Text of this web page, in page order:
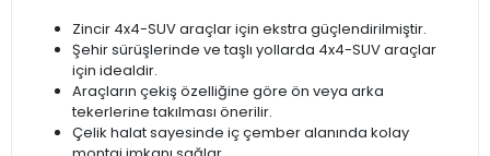
Zincir 4x4-SUV araçlar için ekstra güçlendirilmiştir.
Şehir sürüşlerinde ve taşlı yollarda 4x4-SUV araçlar
için idealdir.
Araçların çekiş özelliğine göre ön veya arka
tekerlerine takılması önerilir.
Çelik halat sayesinde iç çember alanında kolay